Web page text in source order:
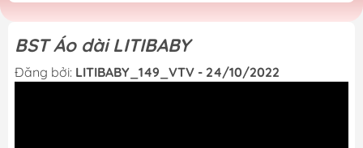
BST Áo dài LITIBABY
Đăng bởi: LITIBABY_149_VTV - 24/10/2022